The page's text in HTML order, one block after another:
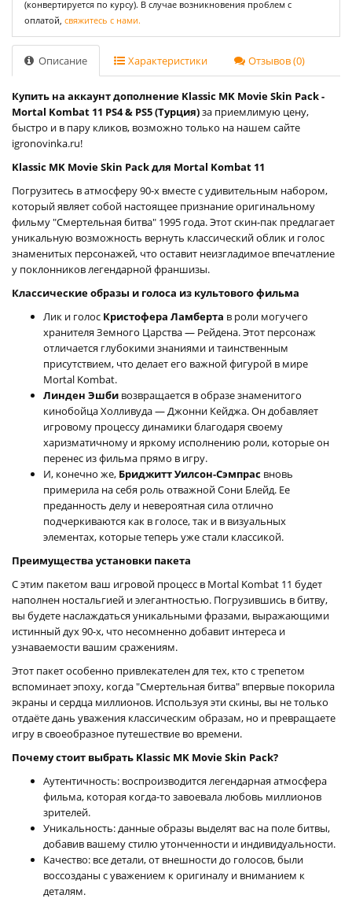
(конвертируется по курсу). В случае возникновения проблем с
оплатой, свяжитесь с нами.
Описание Характеристики Отзывов (0)
Купить на аккаунт дополнение Klassic MK Movie Skin Pack -
Mortal Kombat 11 PS4 & PS5 (Турция)за приемлимую цену,
быстро и в пару кликов, возможно только на нашем сайте
igronovinka.ru!
Klassic MK Movie Skin Pack для Mortal Kombat 11
Погрузитесь в атмосферу 90-х вместе с удивительным набором,
который являет собой настоящее признание оригинальному
фильму "Смертельная битва" 1995 года. Этот скин-пак предлагает
уникальную возможность вернуть классический облик и голос
знаменитых персонажей, что оставит неизгладимое впечатление
у поклонников легендарной франшизы.
Классические образы и голоса из культового фильма
Лик и голос Кристофера Ламберта в роли могучего
хранителя Земного Царства — Рейдена. Этот персонаж
отличается глубокими знаниями и таинственным
присутствием, что делает его важной фигурой в мире
Mortal Kombat.
Линден Эшби возвращается в образе знаменитого
кинобойца Холливуда — Джонни Кейджа. Он добавляет
игровому процессу динамики благодаря своему
харизматичному и яркому исполнению роли, которые он
перенес из фильма прямо в игру.
И, конечно же, Бриджитт Уилсон-Сэмпрас вновь
примерила на себя роль отважной Сони Блейд. Ее
преданность делу и невероятная сила отлично
подчеркиваются как в голосе, так и в визуальных
элементах, которые теперь уже стали классикой.
Преимущества установки пакета
С этим пакетом ваш игровой процесс в Mortal Kombat 11 будет
наполнен ностальгией и элегантностью. Погрузившись в битву,
вы будете наслаждаться уникальными фразами, выражающими
истинный дух 90-х, что несомненно добавит интереса и
узнаваемости вашим сражениям.
Этот пакет особенно привлекателен для тех, кто с трепетом
вспоминает эпоху, когда "Смертельная битва" впервые покорила
экраны и сердца миллионов. Используя эти скины, вы не только
отдаёте дань уважения классическим образам, но и превращаете
игру в своеобразное путешествие во времени.
Почему стоит выбрать Klassic MK Movie Skin Pack?
Аутентичность: воспроизводится легендарная атмосфера
фильма, которая когда-то завоевала любовь миллионов
зрителей.
Уникальность: данные образы выделят вас на поле битвы,
добавив вашему стилю утонченности и индивидуальности.
Качество: все детали, от внешности до голосов, были
воссозданы с уважением к оригиналу и вниманием к
деталям.